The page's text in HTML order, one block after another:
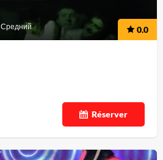
Средний 0.0
Réserver